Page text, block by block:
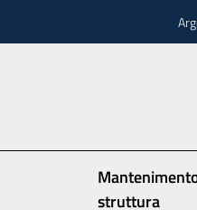
struttura